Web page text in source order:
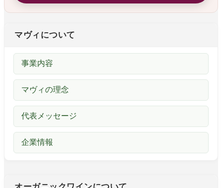
マヴィについて
事業内容
マヴィの理念
代表メッセージ
企業情報